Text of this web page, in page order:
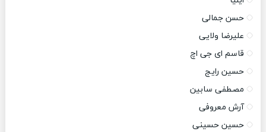
حسن جمالی
علیرضا ولایی
قاسم ای جی اچ
حسین رایج
مصطفی سابین
آرش معروفی
حسین حسینی